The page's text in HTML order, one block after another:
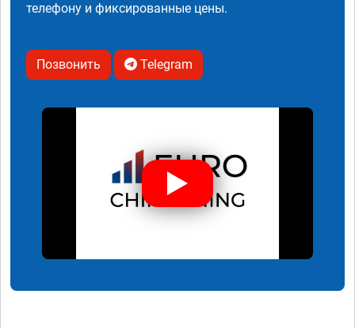
телефону и фиксированные цены.
Позвонить Telegram